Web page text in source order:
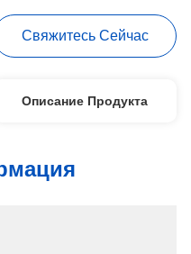
Свяжитесь Сейчас
Описание Продукта